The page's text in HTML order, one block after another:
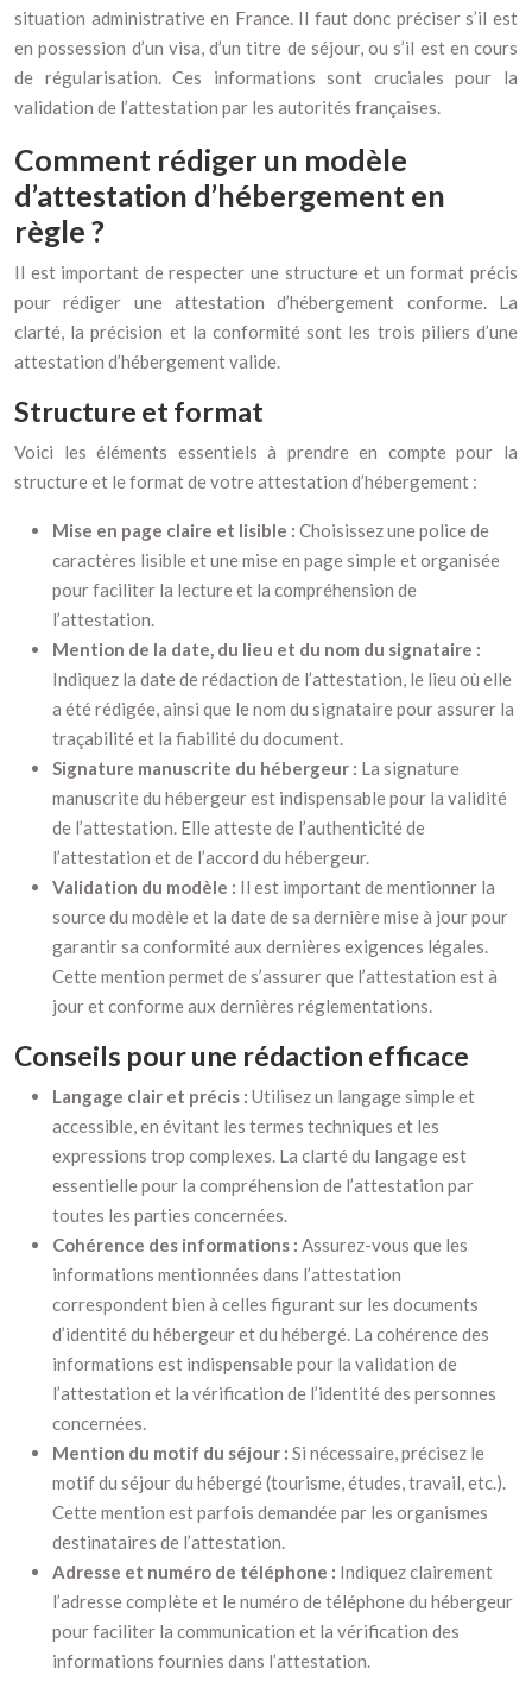
situation administrative en France. Il faut donc préciser s’il est
en possession d’un visa, d’un titre de séjour, ou s’il est en cours
de régularisation. Ces informations sont cruciales pour la
validation de l’attestation par les autorités françaises.
Comment rédiger un modèle
d’attestation d’hébergement en
règle ?
Il est important de respecter une structure et un format précis
pour rédiger une attestation d’hébergement conforme. La
clarté, la précision et la conformité sont les trois piliers d’une
attestation d’hébergement valide.
Structure et format
Voici les éléments essentiels à prendre en compte pour la
structure et le format de votre attestation d’hébergement :
Mise en page claire et lisible : Choisissez une police de
caractères lisible et une mise en page simple et organisée
pour faciliter la lecture et la compréhension de
l’attestation.
Mention de la date, du lieu et du nom du signataire :
Indiquez la date de rédaction de l’attestation, le lieu où elle
a été rédigée, ainsi que le nom du signataire pour assurer la
traçabilité et la fiabilité du document.
Signature manuscrite du hébergeur : La signature
manuscrite du hébergeur est indispensable pour la validité
de l’attestation. Elle atteste de l’authenticité de
l’attestation et de l’accord du hébergeur.
Validation du modèle : Il est important de mentionner la
source du modèle et la date de sa dernière mise à jour pour
garantir sa conformité aux dernières exigences légales.
Cette mention permet de s’assurer que l’attestation est à
jour et conforme aux dernières réglementations.
Conseils pour une rédaction efficace
Langage clair et précis : Utilisez un langage simple et
accessible, en évitant les termes techniques et les
expressions trop complexes. La clarté du langage est
essentielle pour la compréhension de l’attestation par
toutes les parties concernées.
Cohérence des informations : Assurez-vous que les
informations mentionnées dans l’attestation
correspondent bien à celles figurant sur les documents
d’identité du hébergeur et du hébergé. La cohérence des
informations est indispensable pour la validation de
l’attestation et la vérification de l’identité des personnes
concernées.
Mention du motif du séjour : Si nécessaire, précisez le
motif du séjour du hébergé (tourisme, études, travail, etc.).
Cette mention est parfois demandée par les organismes
destinataires de l’attestation.
Adresse et numéro de téléphone : Indiquez clairement
l’adresse complète et le numéro de téléphone du hébergeur
pour faciliter la communication et la vérification des
informations fournies dans l’attestation.